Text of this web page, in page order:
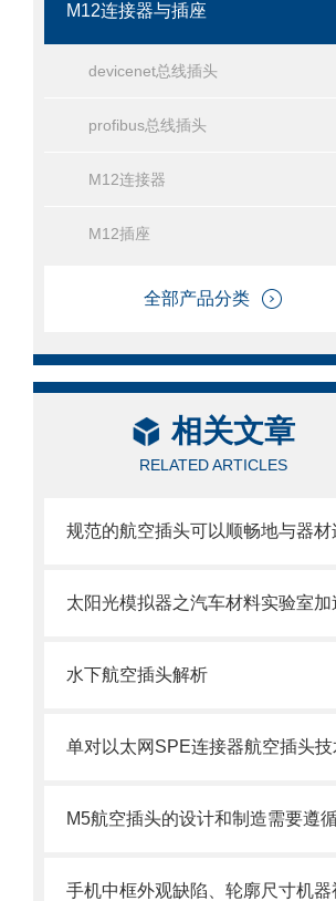
M12连接器与插座
devicenet总线插头
profibus总线插头
M12连接器
M12插座
全部产品分类
相关文章
RELATED ARTICLES
规范的航空插头可以顺畅地与器材
水下航空插头解析